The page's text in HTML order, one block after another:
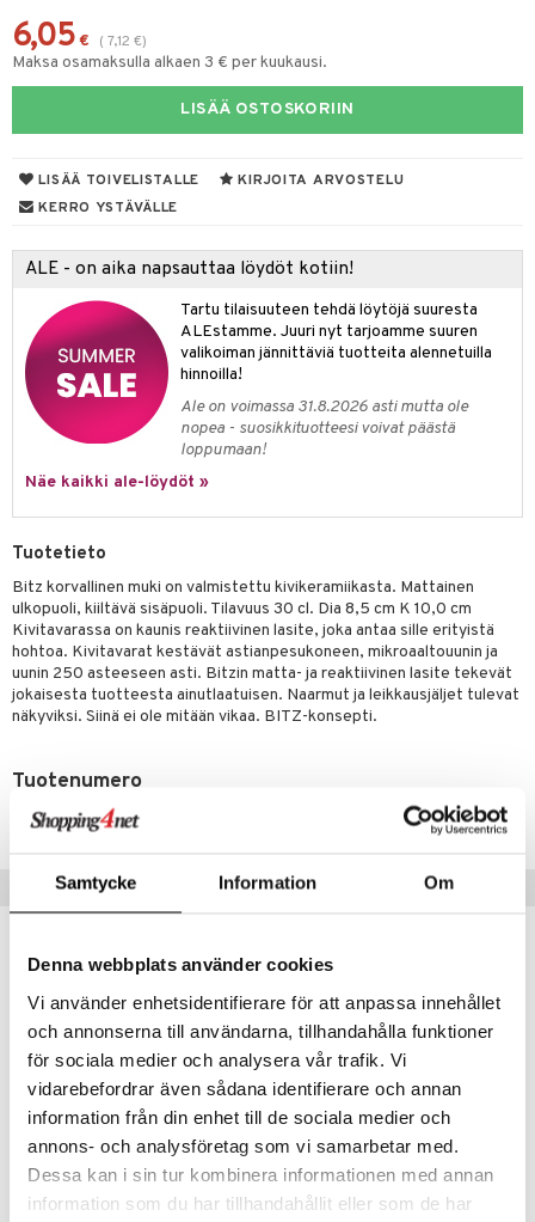
Samtycke Information Om
Denna webbplats använder cookies
Vi använder enhetsidentifierare för att anpassa innehållet
och annonserna till användarna, tillhandahålla funktioner
för sociala medier och analysera vår trafik. Vi
vidarebefordrar även sådana identifierare och annan
information från din enhet till de sociala medier och
annons- och analysföretag som vi samarbetar med.
Dessa kan i sin tur kombinera informationen med annan
information som du har tillhandahållit eller som de har
6,05 € ( 7,12 €)
Maksa osamaksulla alkaen 3 € per kuukausi.
LISÄÄ OSTOSKORIIN
LISÄÄ TOIVELISTALLE
KIRJOITA ARVOSTELU
KERRO YSTÄVÄLLE
ALE - on aika napsauttaa löydöt kotiin!
Tartu tilaisuuteen tehdä löytöjä suuresta
ALEstamme. Juuri nyt tarjoamme suuren
valikoiman jännittäviä tuotteita alennetuilla
hinnoilla!
Ale on voimassa 31.8.2026 asti mutta ole
nopea - suosikkituotteesi voivat päästä
loppumaan!
Näe kaikki ale-löydöt »
Tuotetieto
Bitz korvallinen muki on valmistettu kivikeramiikasta. Mattainen
ulkopuoli, kiiltävä sisäpuoli. Tilavuus 30 cl. Dia 8,5 cm K 10,0 cm
Kivitavarassa on kaunis reaktiivinen lasite, joka antaa sille erityistä
hohtoa. Kivitavarat kestävät astianpesukoneen, mikroaaltouunin ja
uunin 250 asteeseen asti. Bitzin matta- ja reaktiivinen lasite tekevät
jokaisesta tuotteesta ainutlaatuisen. Naarmut ja leikkausjäljet tulevat
näkyviksi. Siinä ei ole mitään vikaa. BITZ-konsepti.
Tuotenumero
ITQ13-1-GRL
Suositut tuotteet
Saatavana useana vaihtoehtona
KNABSTRUP KERAMIK
Saatavana useana vaihtoehtona
DESIGN LETTERS
& Vihannesveitset
sisustus
tarvikkeita
tekstiilit
koristelu
säilytys
tekstiilit
Saalit
& Tyynyliinat
& Koukut
Art
& Hyllyt
& Koukut
& Korit
tekstiilit
tekstiilit
& Tyynyliinat
ruokinta
& vastauksia